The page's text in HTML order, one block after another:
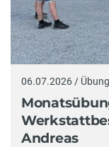
06.07.2026 /
Andreas